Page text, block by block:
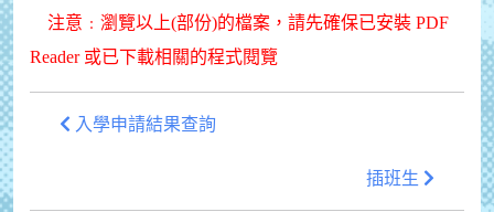
注意﹕瀏覽以上(部份)的檔案，請先確保已安裝 PDF
Reader 或已下載相關的程式閱覽
入學申請結果查詢
插班生